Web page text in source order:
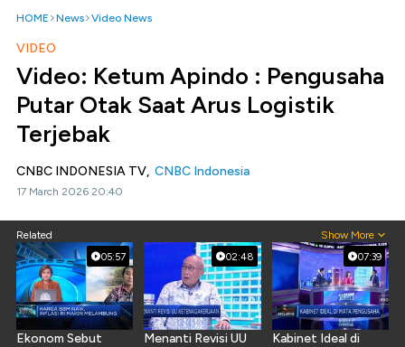
HOME News Video News
VIDEO
Video: Ketum Apindo : Pengusaha
Putar Otak Saat Arus Logistik
Terjebak
CNBC INDONESIA TV, CNBC Indonesia
17 March 2026 20:40
Related Show More
05:57
Ekonom Sebut
02:48
Menanti Revisi UU
07:39
Kabinet Ideal di